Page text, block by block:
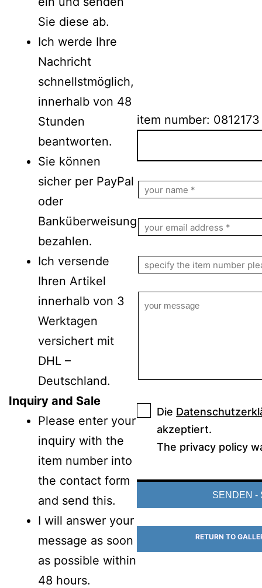
Sie diese ab.
Ich werde Ihre
Nachricht
schnellstmöglich,
innerhalb von 48
Stunden
beantworten.
Sie können
sicher per PayPal
oder
Banküberweisung
bezahlen.
Ich versende
Ihren Artikel
innerhalb von 3
Werktagen
versichert mit
DHL –
Deutschland.
Inquiry and Sale
Please enter your
inquiry with the
item number into
the contact form
and send this.
I will answer your
message as soon
as possible within
48 hours.
item number: 0812173
Die
akzeptiert.
The privacy policy
RETURN TO